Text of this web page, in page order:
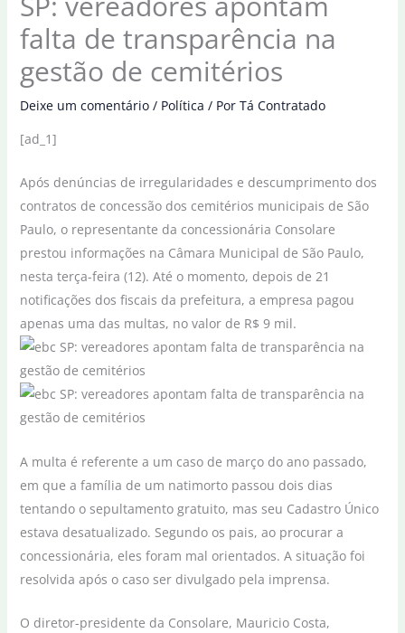
falta de transparência na
gestão de cemitérios
Deixe um comentário / Política / Por Tá Contratado
[ad_1]
Após denúncias de irregularidades e descumprimento dos
contratos de concessão dos cemitérios municipais de São
Paulo, o representante da concessionária Consolare
prestou informações na Câmara Municipal de São Paulo,
nesta terça-feira (12). Até o momento, depois de 21
notificações dos fiscais da prefeitura, a empresa pagou
apenas uma das multas, no valor de R$ 9 mil.
A multa é referente a um caso de março do ano passado,
em que a família de um natimorto passou dois dias
tentando o sepultamento gratuito, mas seu Cadastro Único
estava desatualizado. Segundo os pais, ao procurar a
concessionária, eles foram mal orientados. A situação foi
resolvida após o caso ser divulgado pela imprensa.
O diretor-presidente da Consolare, Mauricio Costa,